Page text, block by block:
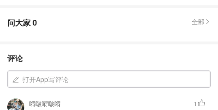
问大家0 全部
评论
打开App写评论
嘚啵嘚啵嘚 1